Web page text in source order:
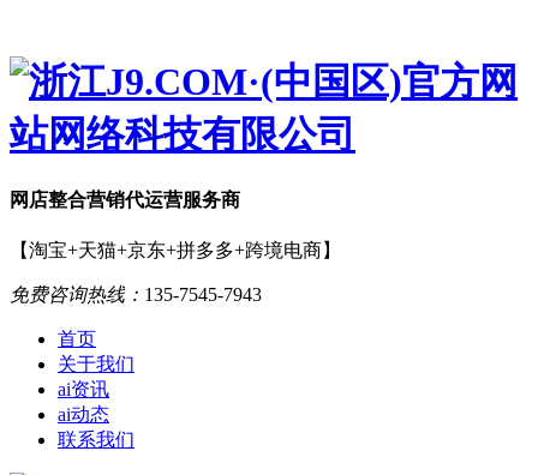
网店整合营销代运营服务商
【淘宝+天猫+京东+拼多多+跨境电商】
免费咨询热线： 135-7545-7943
首页
关于我们
ai资讯
ai动态
联系我们